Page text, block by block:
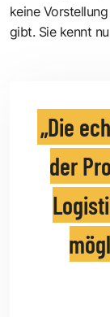
keine
gibt. Sie kennt
Die
der